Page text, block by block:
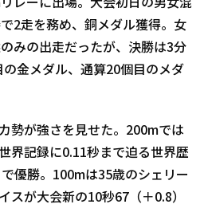
レーに出場。大会初日の男女混
2走を務め、銅メダル獲得。女
みの出走だったが、決勝は3分
金メダル、通算20個目のメダ
勢が強さを見せた。200mでは
界記録に0.11秒まで迫る世界歴
優勝。100mは35歳のシェリー
スが大会新の10秒67（＋0.8）